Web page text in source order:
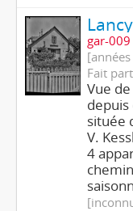
gar-
Fait
Vue
située
V.
4